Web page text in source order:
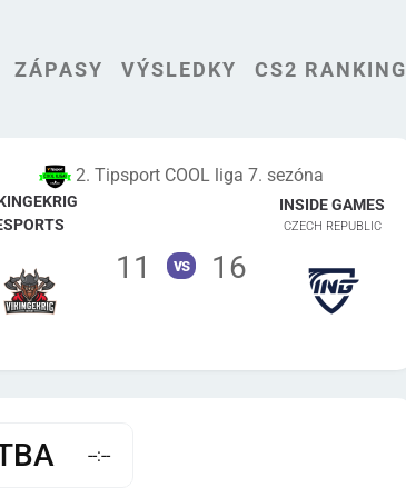
ZÁPASY VÝSLEDKY CS2 RANKING
2. Tipsport COOL liga 7. sezóna
11 vs 16
INSIDE GAMES
CZECH REPUBLIC
--:--